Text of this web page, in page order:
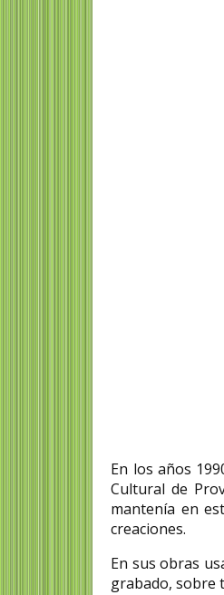
En los años
Cultural de
mantenía en
creaciones.
En sus obras
grabado, sobre